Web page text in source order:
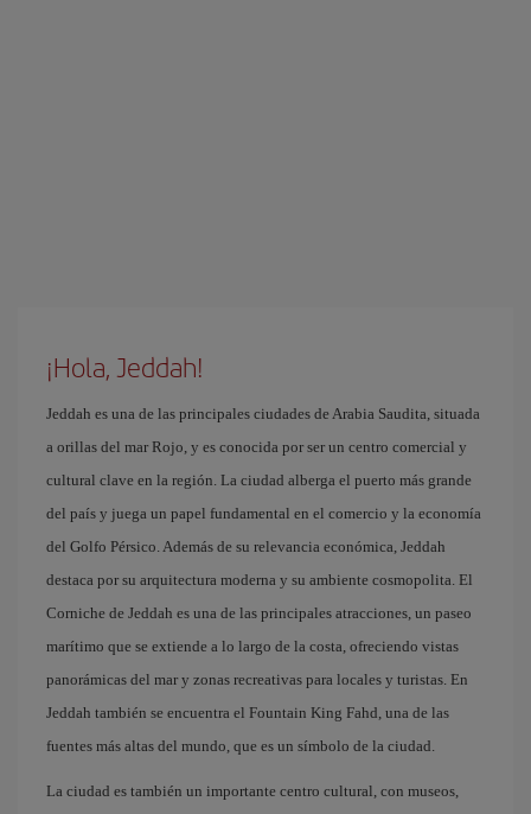
¡Hola, Jeddah!
Jeddah es una de las principales ciudades de Arabia Saudita, situada
a orillas del mar Rojo, y es conocida por ser un centro comercial y
cultural clave en la región. La ciudad alberga el puerto más grande
del país y juega un papel fundamental en el comercio y la economía
del Golfo Pérsico. Además de su relevancia económica, Jeddah
destaca por su arquitectura moderna y su ambiente cosmopolita. El
Corniche de Jeddah es una de las principales atracciones, un paseo
marítimo que se extiende a lo largo de la costa, ofreciendo vistas
panorámicas del mar y zonas recreativas para locales y turistas. En
Jeddah también se encuentra el Fountain King Fahd, una de las
fuentes más altas del mundo, que es un símbolo de la ciudad.
La ciudad es también un importante centro cultural, con museos,